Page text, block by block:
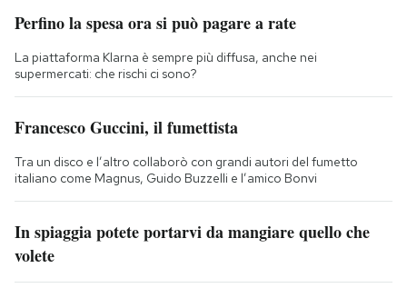
Perfino la spesa ora si può pagare a rate
La piattaforma Klarna è sempre più diffusa, anche nei
supermercati: che rischi ci sono?
Francesco Guccini, il fumettista
Tra un disco e l’altro collaborò con grandi autori del fumetto
italiano come Magnus, Guido Buzzelli e l’amico Bonvi
In spiaggia potete portarvi da mangiare quello che
volete